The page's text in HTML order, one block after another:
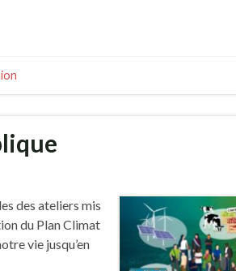
des ateliers mis
du Plan Climat
vie jusqu’en